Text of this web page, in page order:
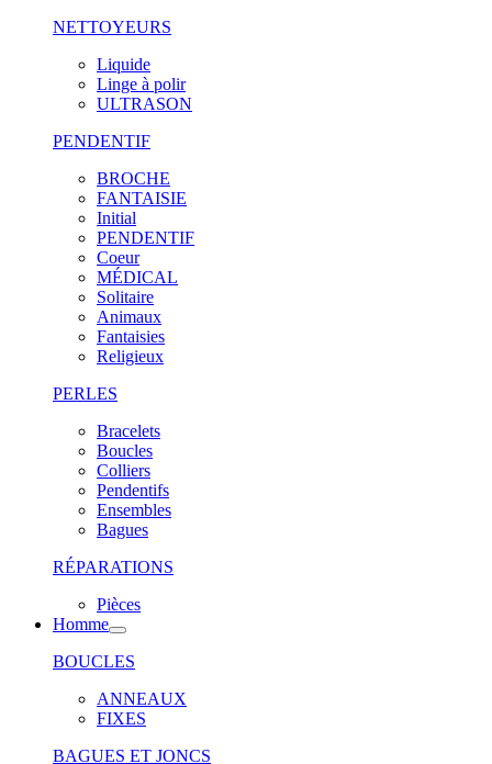
NETTOYEURS
Liquide
Linge à polir
ULTRASON
PENDENTIF
BROCHE
FANTAISIE
Initial
PENDENTIF
Coeur
MÉDICAL
Solitaire
Animaux
Fantaisies
Religieux
PERLES
Bracelets
Boucles
Colliers
Pendentifs
Ensembles
Bagues
RÉPARATIONS
Pièces
Homme
BOUCLES
ANNEAUX
FIXES
BAGUES ET JONCS